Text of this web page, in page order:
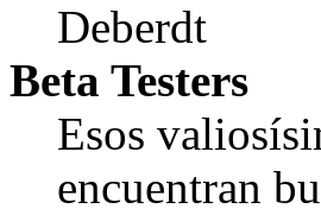
Deberdt
Beta Testers
Esos
encuentran